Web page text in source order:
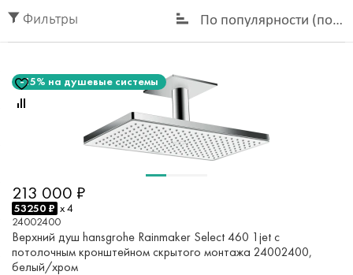
Фильтры По популярности (по
-15% на душевые системы
213 000 ₽
53250 ₽ x 4
24002400
Верхний душ hansgrohe Rainmaker Select 460 1jet с
потолочным кронштейном скрытого монтажа 24002400,
белый/хром